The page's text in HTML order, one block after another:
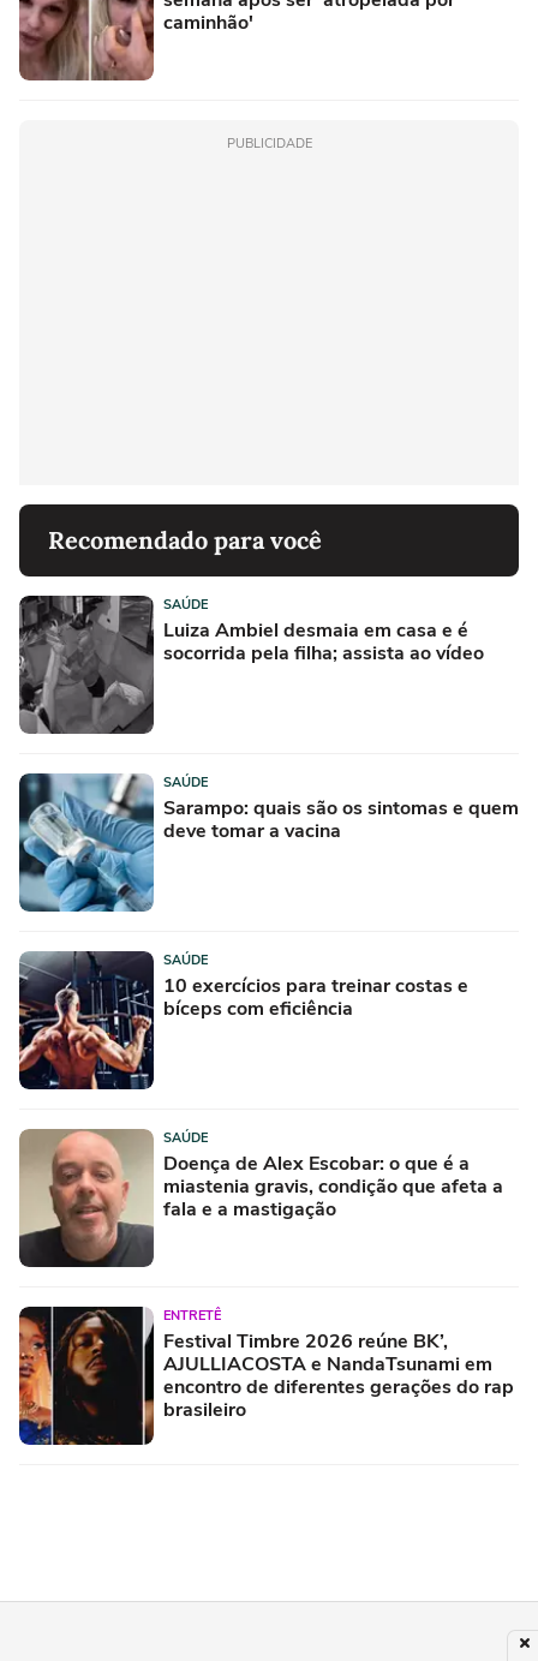
caminhão'
PUBLICIDADE
Recomendado para você
SAÚDE
Luiza Ambiel desmaia em casa e é
socorrida pela filha; assista ao vídeo
SAÚDE
Sarampo: quais são os sintomas e quem
deve tomar a vacina
SAÚDE
10 exercícios para treinar costas e
bíceps com eficiência
SAÚDE
Doença de Alex Escobar: o que é a
miastenia gravis, condição que afeta a
fala e a mastigação
ENTRETÊ
Festival Timbre 2026 reúne BK’,
AJULLIACOSTA e NandaTsunami em
encontro de diferentes gerações do rap
brasileiro